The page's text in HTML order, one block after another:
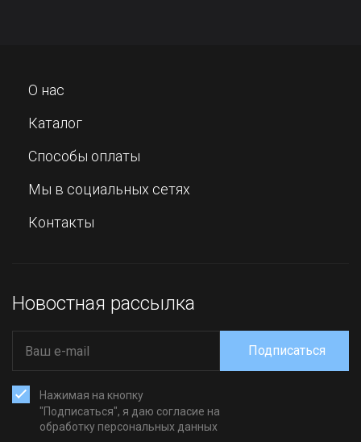
О нас
Каталог
Способы оплаты
Мы в социальных сетях
Контакты
Новостная рассылка
Нажимая на кнопку
"Подписаться", я даю согласие на
обработку персональных данных
Подписаться